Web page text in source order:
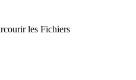
les Fichiers